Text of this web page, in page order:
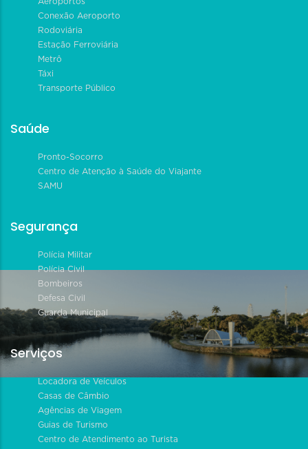
Conexão Aeroporto
Rodoviária
Estação Ferroviária
Metrô
Táxi
Transporte Público
Saúde
Pronto-Socorro
Centro de Atenção à Saúde do Viajante
SAMU
Segurança
Polícia Militar
Polícia Civil
Bombeiros
Defesa Civil
Guarda Municipal
Serviços
Locadora de Veículos
Casas de Câmbio
Agências de Viagem
Guias de Turismo
Centro de Atendimento ao Turista